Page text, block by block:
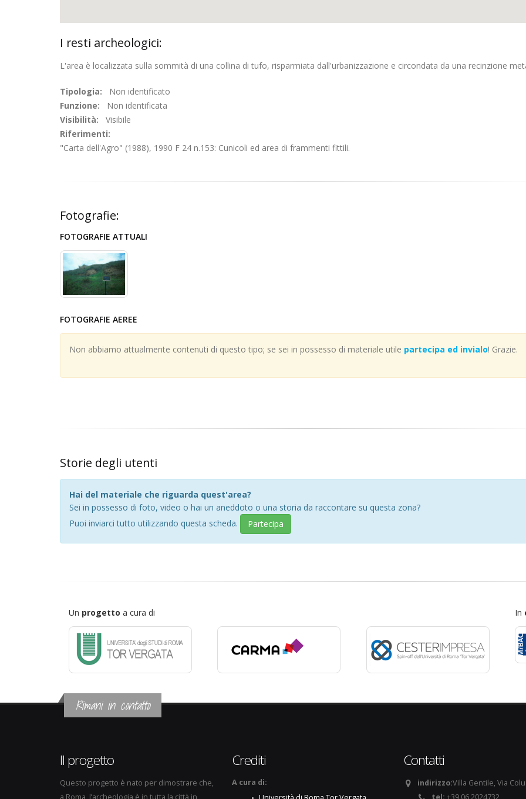
I resti archeologici:
L'area è localizzata sulla sommità di una collina di tufo, risparmiata dall'urbanizzazione e circondata da una recinzione
Tipologia: Non identificato
Funzione: Non identificata
Visibilità: Visibile
Riferimenti:
"Carta dell'Agro" (1988), 1990 F 24 n.153: Cunicoli ed area di frammenti fittili.
Fotografie:
FOTOGRAFIE ATTUALI
FOTOGRAFIE AEREE
Non abbiamo attualmente contenuti di questo tipo; se sei in possesso di materiale utile partecipa ed invialo! Grazie.
Storie degli utenti
Hai del materiale che riguarda quest'area?
Sei in possesso di foto, video o hai un aneddoto o una storia da raccontare su questa zona?
Puoi inviarci tutto utilizzando questa scheda.
Partecipa
Un progetto a cura di In
Rimani in contatto
Il progetto
Questo progetto è nato per dimostrare che,
Crediti
A cura di:
Contatti
indirizzo:Villa Gentile, Via